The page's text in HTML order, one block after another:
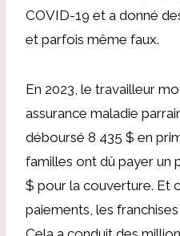
COVID-19 et a donné
et parfois même faux.
En 2023, le travailleur
assurance maladie
déboursé 8 435 $ en
familles ont dû payer un
$ pour la couverture. Et
paiements, les